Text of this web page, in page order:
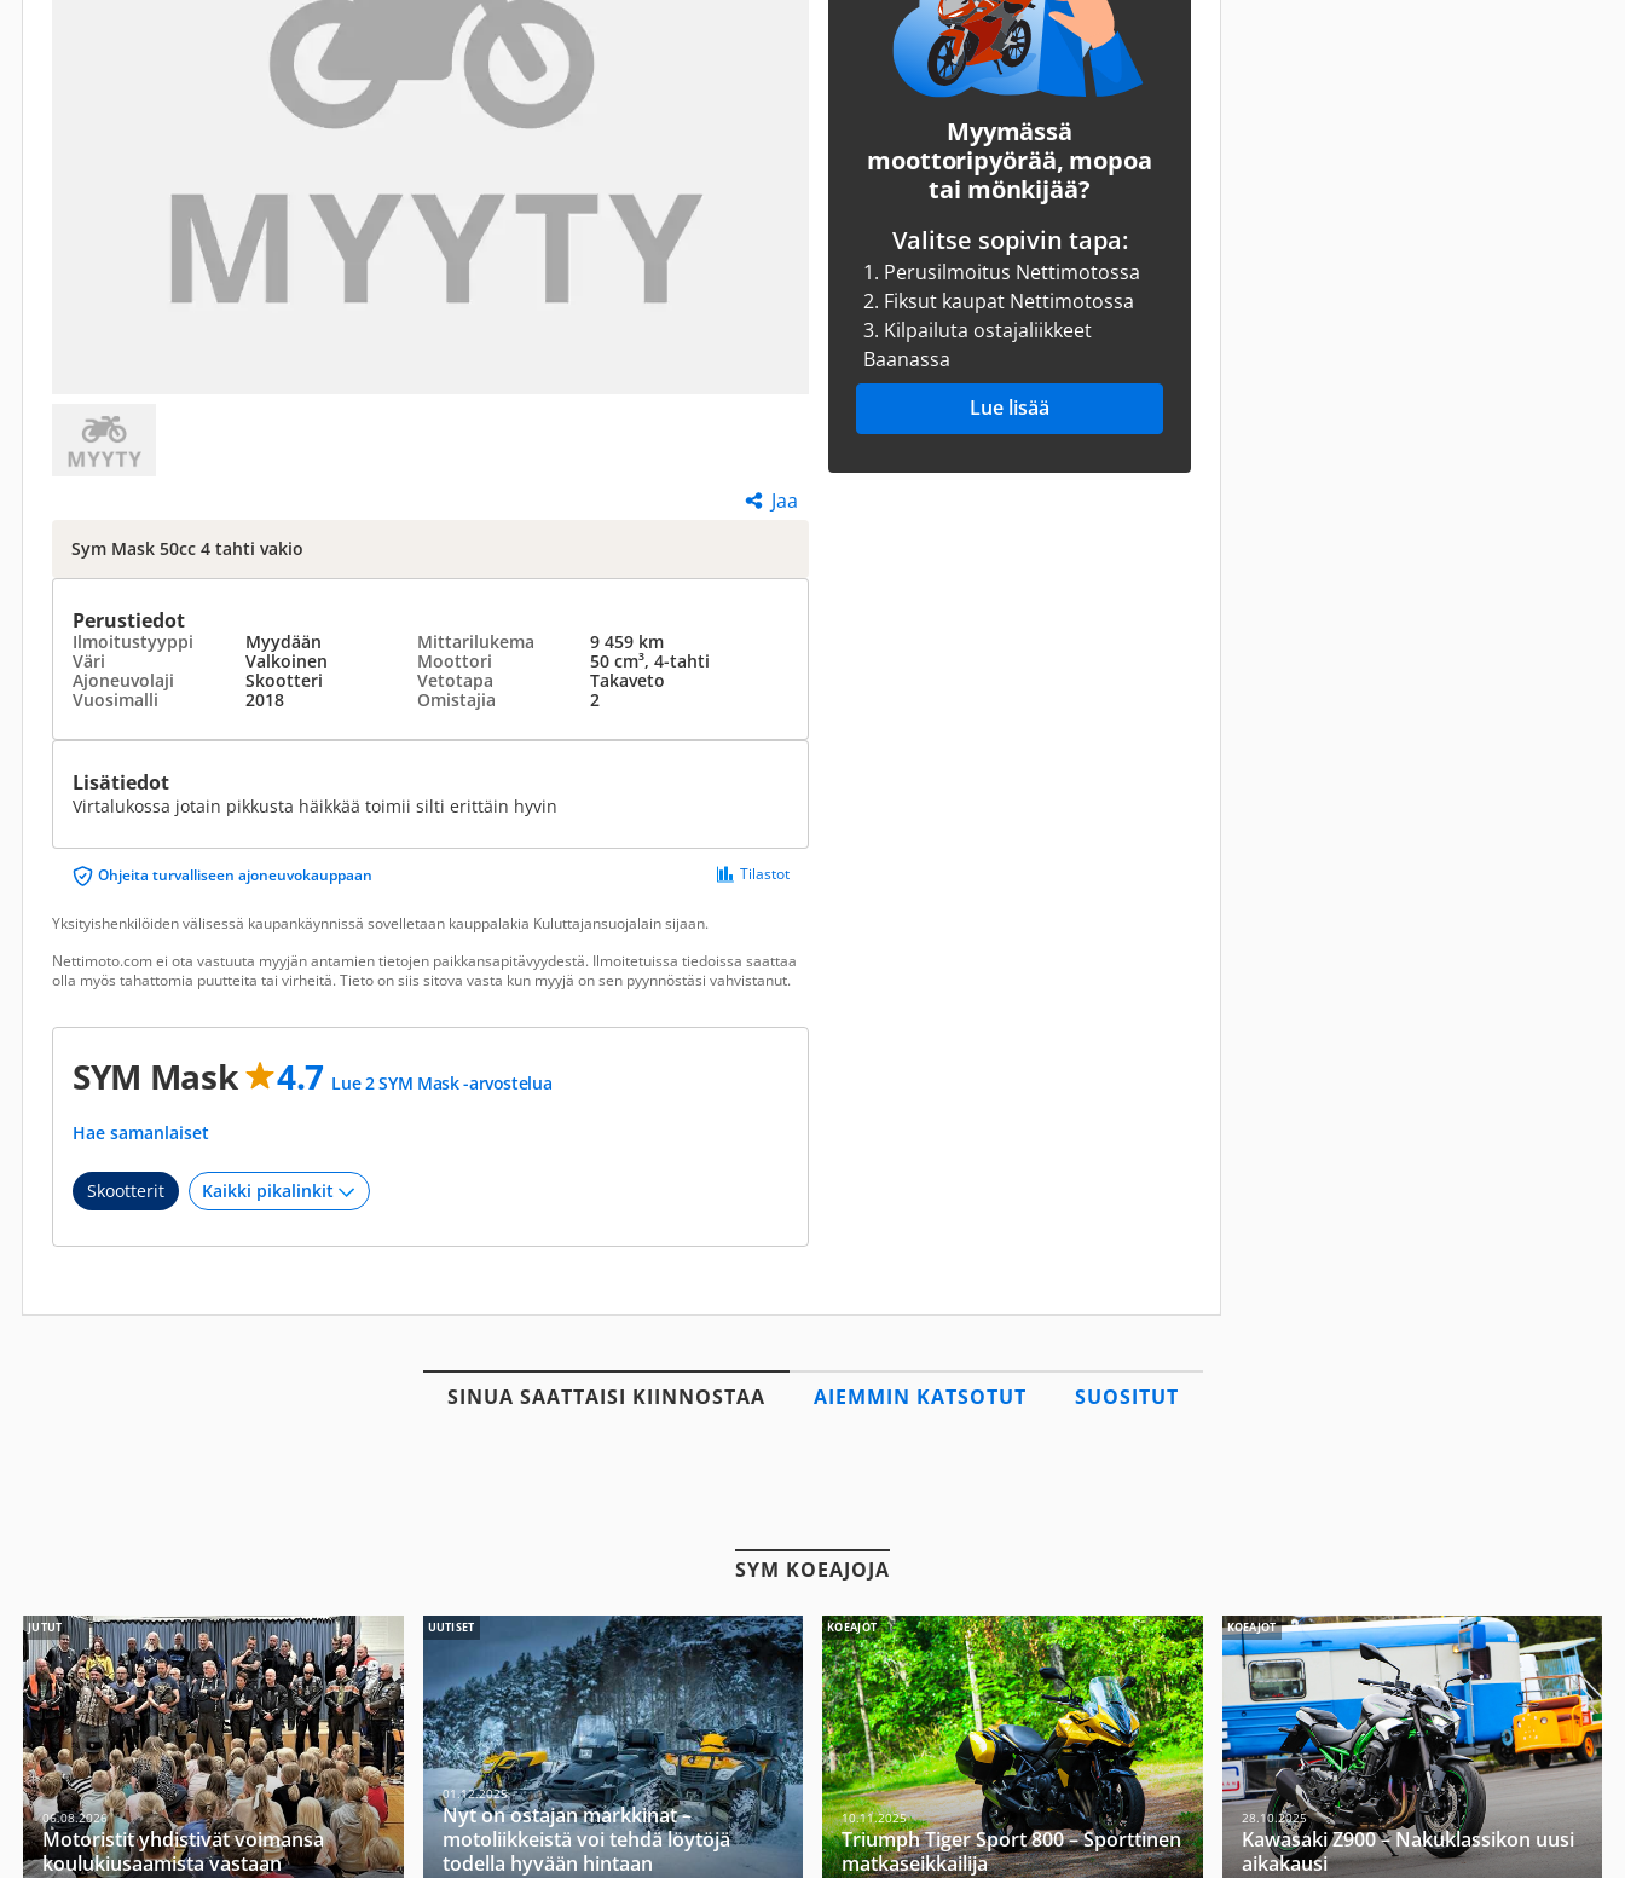
Jaa
Sym Mask 50cc 4 tahti vakio
Perustiedot
Ilmoitustyyppi Myydään Mittarilukema
9 459 km
Väri
Valkoinen Moottori
50 cm³, 4-tahti
Ajoneuvolaji
Skootteri Vetotapa
Takaveto
Vuosimalli
2018 Omistajia 2
Lisätiedot
Virtalukossa jotain pikkusta häikkää toimii silti erittäin hyvin
Ohjeita turvalliseen ajoneuvokauppaan Tilastot
Yksityishenkilöiden välisessä kaupankäynnissä sovelletaan kauppalakia Kuluttajansuojalain sijaan.
Nettimoto.com ei ota vastuuta myyjän antamien tietojen paikkansapitävyydestä. Ilmoitetuissa tiedoissa saattaa
olla myös tahattomia puutteita tai virheitä. Tieto on siis sitova vasta kun myyjä on sen pyynnöstäsi vahvistanut.
SYM Mask 4.7 Lue 2 SYM Mask -arvostelua
Hae samanlaiset
Skootterit
Myymässä
moottoripyörää, mopoa
tai mönkijää?
Valitse sopivin tapa:
1. Perusilmoitus Nettimotossa
2. Fiksut kaupat Nettimotossa
3. Kilpailuta ostajaliikkeet
Baanassa
Lue lisää
SINUA SAATTAISI KIINNOSTAA AIEMMIN KATSOTUT SUOSITUT
SYM KOEAJOJA
JUTUT
06.08.2026
Motoristit yhdistivät voimansa
koulukiusaamista vastaan
UUTISET
01.12.2025
Nyt on ostajan markkinat –
motoliikkeistä voi tehdä löytöjä
todella hyvään hintaan
KOEAJOT
10.11.2025
Triumph Tiger Sport 800 – Sporttinen
matkaseikkailija
KOEAJOT
28.10.2025
Kawasaki Z900 – Nakuklassikon uusi
aikakausi